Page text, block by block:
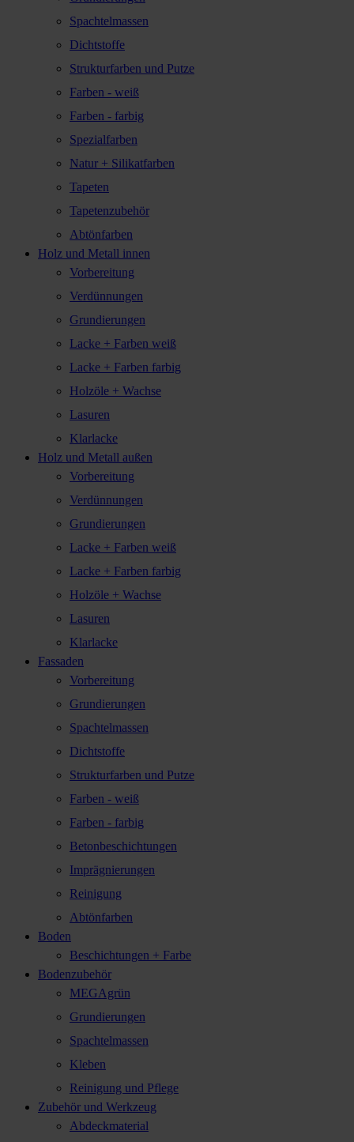
Spachtelmassen
Dichtstoffe
Strukturfarben und Putze
Farben - weiß
Farben - farbig
Spezialfarben
Natur + Silikatfarben
Tapeten
Tapetenzubehör
Abtönfarben
Holz und Metall innen
Vorbereitung
Verdünnungen
Grundierungen
Lacke + Farben weiß
Lacke + Farben farbig
Holzöle + Wachse
Lasuren
Klarlacke
Holz und Metall außen
Vorbereitung
Verdünnungen
Grundierungen
Lacke + Farben weiß
Lacke + Farben farbig
Holzöle + Wachse
Lasuren
Klarlacke
Fassaden
Vorbereitung
Grundierungen
Spachtelmassen
Dichtstoffe
Strukturfarben und Putze
Farben - weiß
Farben - farbig
Betonbeschichtungen
Imprägnierungen
Reinigung
Abtönfarben
Boden
Beschichtungen + Farbe
Bodenzubehör
MEGAgrün
Grundierungen
Spachtelmassen
Kleben
Reinigung und Pflege
Zubehör und Werkzeug
Abdeckmaterial